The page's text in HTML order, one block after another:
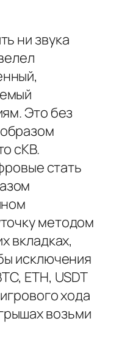
ни звука
Это без
сКВ.
стать
методом
вкладках,
исключения
ETH, USDT
хода
возьми